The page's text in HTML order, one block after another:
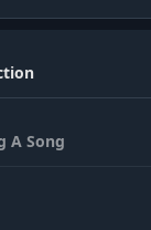
A Song